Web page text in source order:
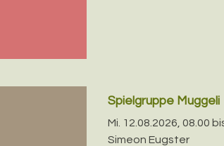
Spielgruppe Muggeli
Mi. 12.08.2026, 08.00
Simeon Eugster